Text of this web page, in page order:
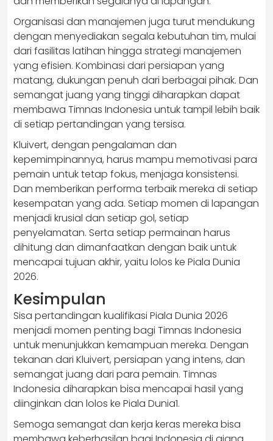
Organisasi dan manajemen juga turut mendukung
dengan menyediakan segala kebutuhan tim, mulai
dari fasilitas latihan hingga strategi manajemen
yang efisien. Kombinasi dari persiapan yang
matang, dukungan penuh dari berbagai pihak. Dan
semangat juang yang tinggi diharapkan dapat
membawa Timnas Indonesia untuk tampil lebih baik
di setiap pertandingan yang tersisa.
Kluivert, dengan pengalaman dan
kepemimpinannya, harus mampu memotivasi para
pemain untuk tetap fokus, menjaga konsistensi.
Dan memberikan performa terbaik mereka di setiap
kesempatan yang ada. Setiap momen di lapangan
menjadi krusial dan setiap gol, setiap
penyelamatan. Serta setiap permainan harus
dihitung dan dimanfaatkan dengan baik untuk
mencapai tujuan akhir, yaitu lolos ke Piala Dunia
2026.
Kesimpulan
Sisa pertandingan kualifikasi Piala Dunia 2026
menjadi momen penting bagi Timnas Indonesia
untuk menunjukkan kemampuan mereka. Dengan
tekanan dari Kluivert, persiapan yang intens, dan
semangat juang dari para pemain. Timnas
Indonesia diharapkan bisa mencapai hasil yang
diinginkan dan lolos ke Piala Dunia1.
Semoga semangat dan kerja keras mereka bisa